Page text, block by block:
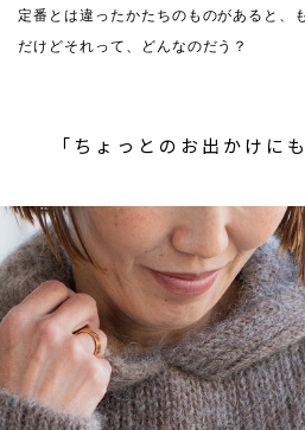
定番とは違ったかたちのものがあると、
だけどそれって、どんなのだう？
「ちょっとのお出かけに